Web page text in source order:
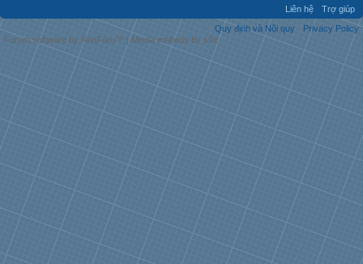
Liên hệ
Trợ giúp
Quy định và Nội quy
Privacy Policy
Forum software by XenForo™ | Media embeds by s9e